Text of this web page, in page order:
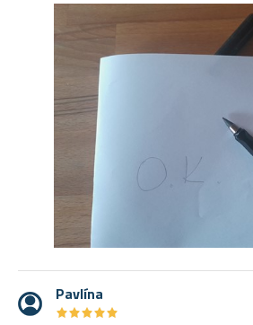
Pavlína
★★★★★
★★★★★